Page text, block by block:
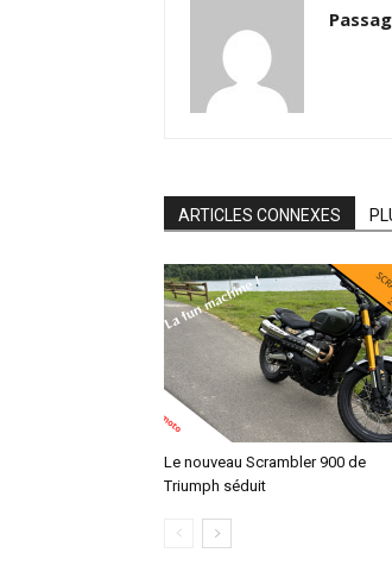
ARTICLES CONNEXES
Le nouveau Scrambler 900 de
Triumph séduit